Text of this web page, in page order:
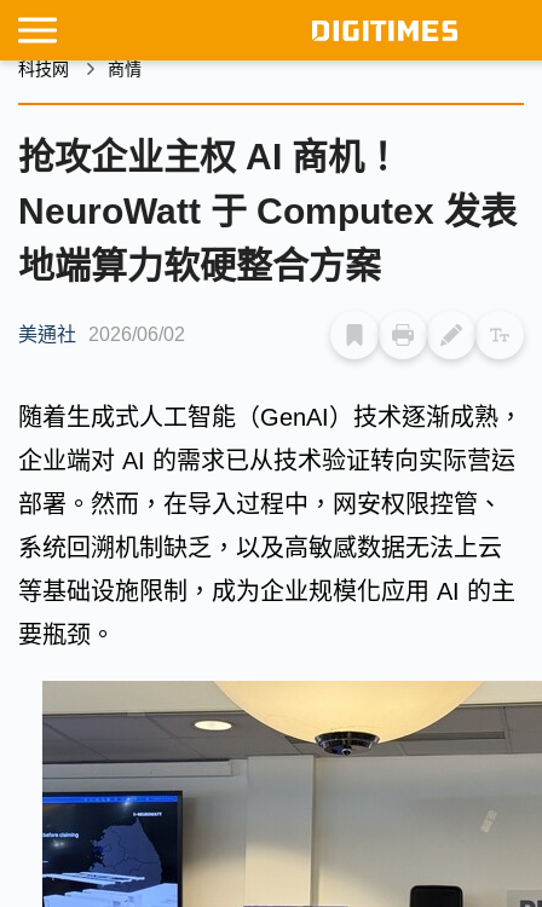
科技网 商情
抢攻企业主权 AI 商机！
NeuroWatt 于 Computex 发表
地端算力软硬整合方案
美通社 2026/06/02
随着生成式人工智能（GenAI）技术逐渐成熟，
企业端对 AI 的需求已从技术验证转向实际营运
部署。然而，在导入过程中，网安权限控管、
系统回溯机制缺乏，以及高敏感数据无法上云
等基础设施限制，成为企业规模化应用 AI 的主
要瓶颈。